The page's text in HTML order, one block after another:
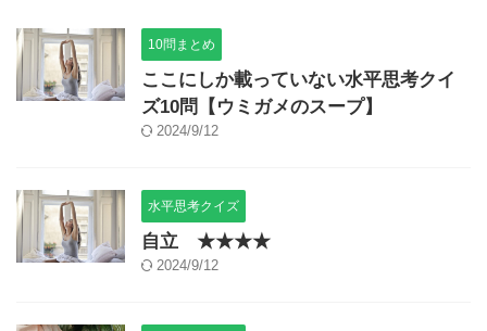
10問まとめ
ここにしか載っていない水平思考クイ
ズ10問【ウミガメのスープ】
2024/9/12
水平思考クイズ
自立 ★★★★
2024/9/12